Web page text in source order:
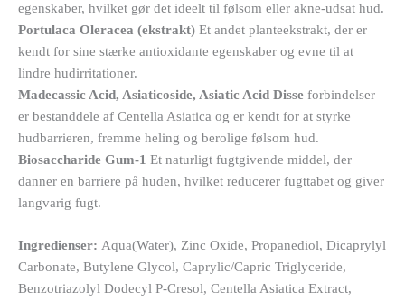
egenskaber, hvilket gør det ideelt til følsom eller akne-udsat hud.
Portulaca Oleracea (ekstrakt) Et andet planteekstrakt, der er
kendt for sine stærke antioxidante egenskaber og evne til at
lindre hudirritationer.
Madecassic Acid, Asiaticoside, Asiatic Acid Disse forbindelser
er bestanddele af Centella Asiatica og er kendt for at styrke
hudbarrieren, fremme heling og berolige følsom hud.
Biosaccharide Gum-1 Et naturligt fugtgivende middel, der
danner en barriere på huden, hvilket reducerer fugttabet og giver
langvarig fugt.
Ingredienser: Aqua(Water), Zinc Oxide, Propanediol, Dicaprylyl
Carbonate, Butylene Glycol, Caprylic/Capric Triglyceride,
Benzotriazolyl Dodecyl P-Cresol, Centella Asiatica Extract,